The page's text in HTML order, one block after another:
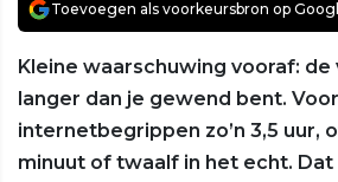
Toevoegen als voorkeursbron op
Kleine waarschuwing vooraf: de
langer dan je gewend bent. Voor
internetbegrippen zo’n 3,5 uur,
minuut of twaalf in het echt.